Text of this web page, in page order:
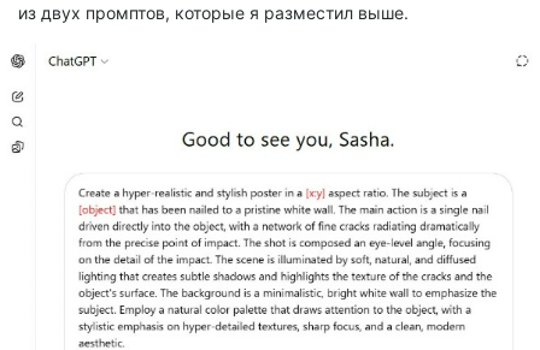
из двух промптов, которые я разместил выше.